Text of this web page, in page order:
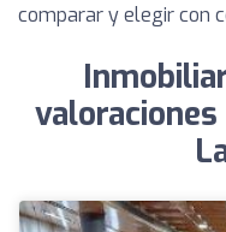
comparar y elegir con
valoraciones